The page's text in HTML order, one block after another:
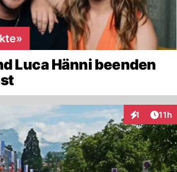
Luca Hänni beenden
1 11h